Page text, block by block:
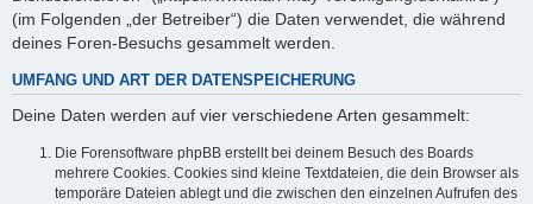
(im Folgenden „der Betreiber“) die Daten verwendet, die während
deines Foren-Besuchs gesammelt werden.
UMFANG UND ART DER DATENSPEICHERUNG
Deine Daten werden auf vier verschiedene Arten gesammelt:
Die Forensoftware phpBB erstellt bei deinem Besuch des Boards
mehrere Cookies. Cookies sind kleine Textdateien, die dein Browser als
temporäre Dateien ablegt und die zwischen den einzelnen Aufrufen des